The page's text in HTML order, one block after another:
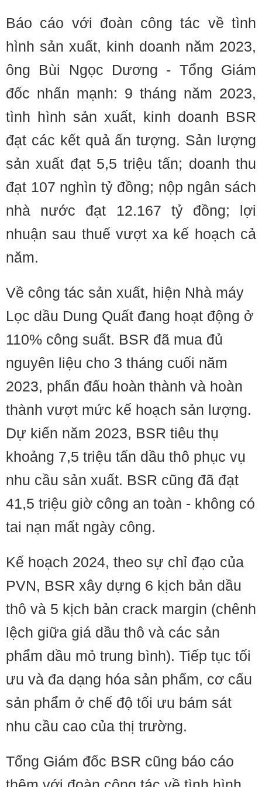
Báo cáo với đoàn công tác về tình
hình sản xuất, kinh doanh năm 2023,
ông Bùi Ngọc Dương - Tổng Giám
đốc nhấn mạnh: 9 tháng năm 2023,
tình hình sản xuất, kinh doanh BSR
đạt các kết quả ấn tượng. Sản lượng
sản xuất đạt 5,5 triệu tấn; doanh thu
đạt 107 nghìn tỷ đồng; nộp ngân sách
nhà nước đạt 12.167 tỷ đồng; lợi
nhuận sau thuế vượt xa kế hoạch cả
năm.
Về công tác sản xuất, hiện Nhà máy
Lọc dầu Dung Quất đang hoạt động ở
110% công suất. BSR đã mua đủ
nguyên liệu cho 3 tháng cuối năm
2023, phấn đấu hoàn thành và hoàn
thành vượt mức kế hoạch sản lượng.
Dự kiến năm 2023, BSR tiêu thụ
khoảng 7,5 triệu tấn dầu thô phục vụ
nhu cầu sản xuất. BSR cũng đã đạt
41,5 triệu giờ công an toàn - không có
tai nạn mất ngày công.
Kế hoạch 2024, theo sự chỉ đạo của
PVN, BSR xây dựng 6 kịch bản dầu
thô và 5 kịch bản crack margin (chênh
lệch giữa giá dầu thô và các sản
phẩm dầu mỏ trung bình). Tiếp tục tối
ưu và đa dạng hóa sản phẩm, cơ cấu
sản phẩm ở chế độ tối ưu bám sát
nhu cầu cao của thị trường.
Tổng Giám đốc BSR cũng báo cáo